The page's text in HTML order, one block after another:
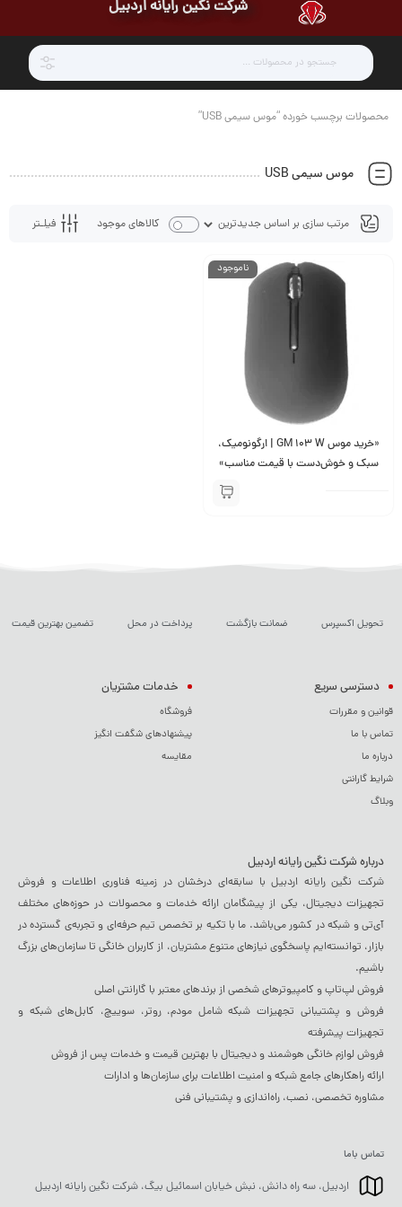
شرکت نگین رایانه اردبیل
محصولات برچسب خورده “موس سیمی USB”
موس سیمی USB
فیلـتر کالاهای موجود
ناموجود
«خرید موس GM 103 W | ارگونومیک،
سبک و خوش‌دست با قیمت مناسب»
تحویل اکسپرس ضمانت بازگشت پرداخت در محل تضمین بهترین قیمت
دسترسی سریع
قوانین و مقررات
تماس با ما
درباره ما
شرایط گارانتی
وبلاگ
خدمات مشتریان
فروشگاه
پیشنهادهای شگفت انگیز
مقایسه
درباره شرکت نگین رایانه اردبیل
شرکت نگین رایانه اردبیل با سابقه‌ای درخشان در زمینه فناوری اطلاعات و فروش
تجهیزات دیجیتال، یکی از پیشگامان ارائه خدمات و محصولات در حوزه‌های مختلف
آی‌تی و شبکه در کشور می‌باشد. ما با تکیه بر تخصص تیم حرفه‌ای و تجربه‌ی گسترده در
بازار، توانسته‌ایم پاسخگوی نیازهای متنوع مشتریان، از کاربران خانگی تا سازمان‌های بزرگ
باشیم.
فروش لپ‌تاپ و کامپیوترهای شخصی از برندهای معتبر با گارانتی اصلی
فروش و پشتیبانی تجهیزات شبکه شامل مودم، روتر، سوییچ، کابل‌های شبکه و
تجهیزات پیشرفته
فروش لوازم خانگی هوشمند و دیجیتال با بهترین قیمت و خدمات پس از فروش
ارائه راهکارهای جامع شبکه و امنیت اطلاعات برای سازمان‌ها و ادارات
مشاوره تخصصی، نصب، راه‌اندازی و پشتیبانی فنی
تماس باما
اردبیل، سه راه دانش، نبش خیابان اسمائیل بیگ، شرکت نگین رایانه اردبیل